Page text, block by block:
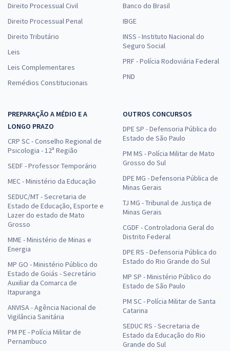
Direito Processual Civil
Direito Processual Penal
Direito Tributário
Leis
Leis Complementares
Remédios Constitucionais
Banco do Brasil
IBGE
INSS - Instituto Nacional do
Seguro Social
PRF - Polícia Rodoviária Federal
PND
PREPARAÇÃO A MÉDIO E A
LONGO PRAZO
CRP SC - Conselho Regional de
Psicologia - 12ª Região
SEDF - Professor Temporário
MEC - Ministério da Educação
SEDUC/MT - Secretaria de
Estado de Educação, Esporte e
Lazer do estado de Mato
Grosso
MME - Ministério de Minas e
Energia
MP GO - Ministério Público do
Estado de Goiás - Secretário
Auxiliar da Comarca de
Itapuranga
ANVISA - Agência Nacional de
Vigilância Sanitária
PM PE - Polícia Militar de
Pernambuco
OUTROS CONCURSOS
DPE SP - Defensoria Pública do
Estado de São Paulo
PM MS - Polícia Militar de Mato
Grosso do Sul
DPE MG - Defensoria Pública de
Minas Gerais
TJ MG - Tribunal de Justiça de
Minas Gerais
CGDF - Controladoria Geral do
Distrito Federal
DPE RS - Defensoria Pública do
Estado do Rio Grande do Sul
MP SP - Ministério Público do
Estado de São Paulo
PM SC - Polícia Militar de Santa
Catarina
SEDUC RS - Secretaria de
Estado da Educação do Rio
Grande do Sul